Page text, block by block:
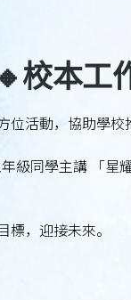
校本工
活動，協助學校
級同學主講 「
，迎接未來。